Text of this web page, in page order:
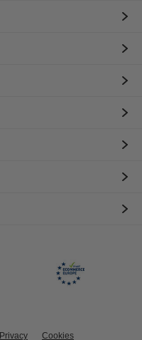
Privacy Cookies